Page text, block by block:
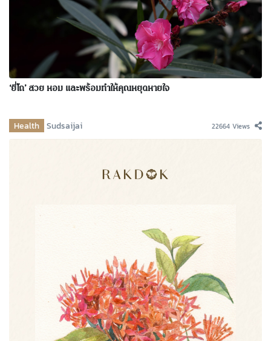
‘ยี่โถ’ สวย หอม และพร้อมทำให้คุณหยุดหายใจ
Health Sudsaijai 22664 Views